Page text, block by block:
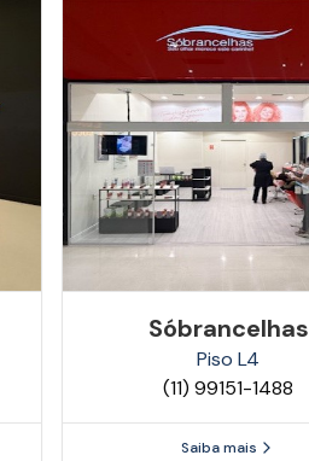
Sóbrancelhas
Piso L4
(11) 99151-1488
Saiba mais